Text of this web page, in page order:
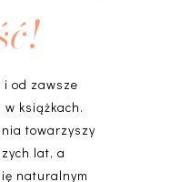
od zawsze
książkach.
towarzyszy
lat, a
naturalnym